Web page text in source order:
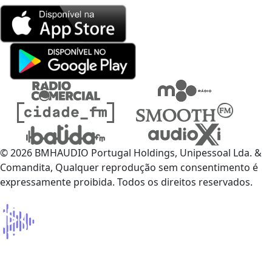
© 2026 BMHAUDIO Portugal Holdings, Unipessoal Lda. &
Comandita, Qualquer reprodução sem consentimento é
expressamente proibida. Todos os direitos reservados.